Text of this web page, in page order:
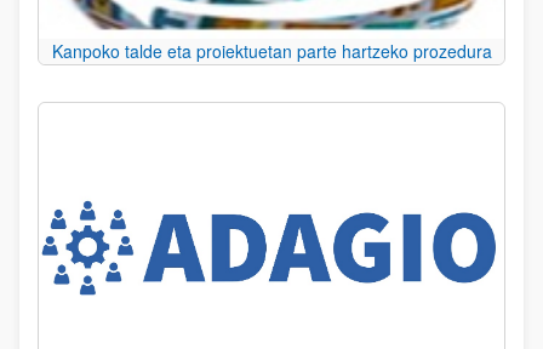
Kanpoko talde eta proiektuetan parte hartzeko prozedura